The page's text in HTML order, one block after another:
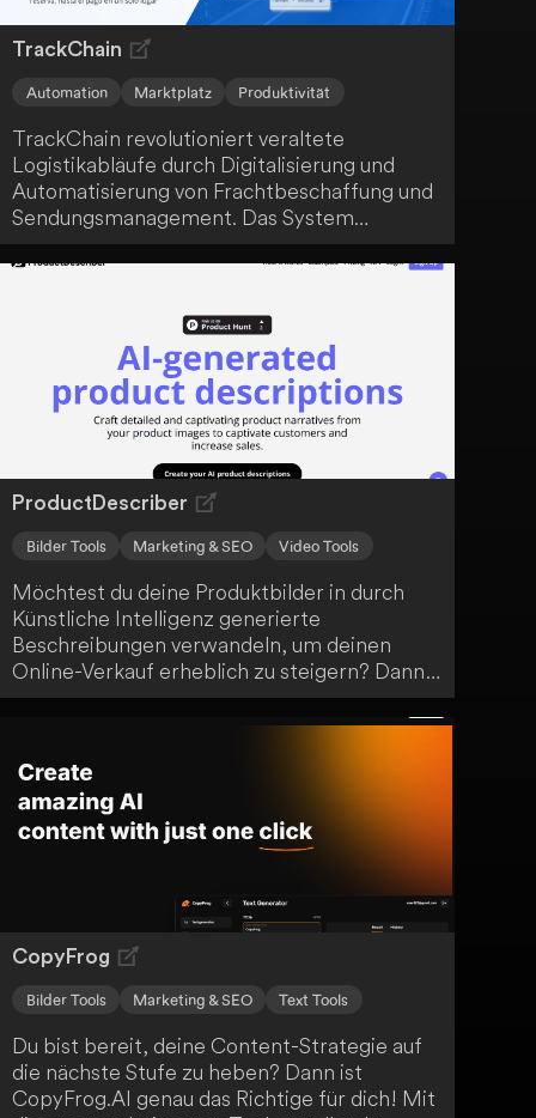
TrackChain
Automation Marktplatz Produktivität
TrackChain revolutioniert veraltete
Logistikabläufe durch Digitalisierung und
Automatisierung von Frachtbeschaffung und
Sendungsmanagement. Das System
optimiert Spediteur-Compliance,
Zahlungssysteme, Routenplanung und
eine integrierte Lösung für lokale und
grenzüberschreitende Logistik aus einer
ProductDescriber
Bilder Tools Marketing & SEO Video Tools
Möchtest du deine Produktbilder in durch
Künstliche Intelligenz generierte
Beschreibungen verwandeln, um deinen
Online-Verkauf erheblich zu steigern? Dann
ist ProductDescriber genau die innovative
Lösung, um deine Produkte effektiv zu
CopyFrog
Bilder Tools Marketing & SEO Text Tools
Du bist bereit, deine Content-Strategie auf
die nächste Stufe zu heben? Dann ist
CopyFrog.AI genau das Richtige für dich! Mit